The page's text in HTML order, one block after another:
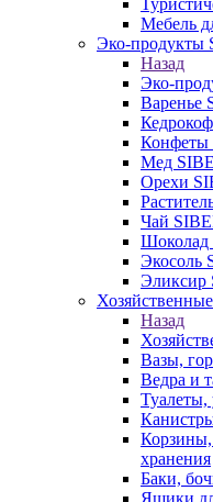
Мебель
Эко-продукты
Назад
Эко-
Варенье
Конфеты
Мед
Орехи
Чай
Шоколад
Экосоль
Эликсир
Назад
Вазы,
Ведра и
Корзины,
хранения
Баки,
Ящики